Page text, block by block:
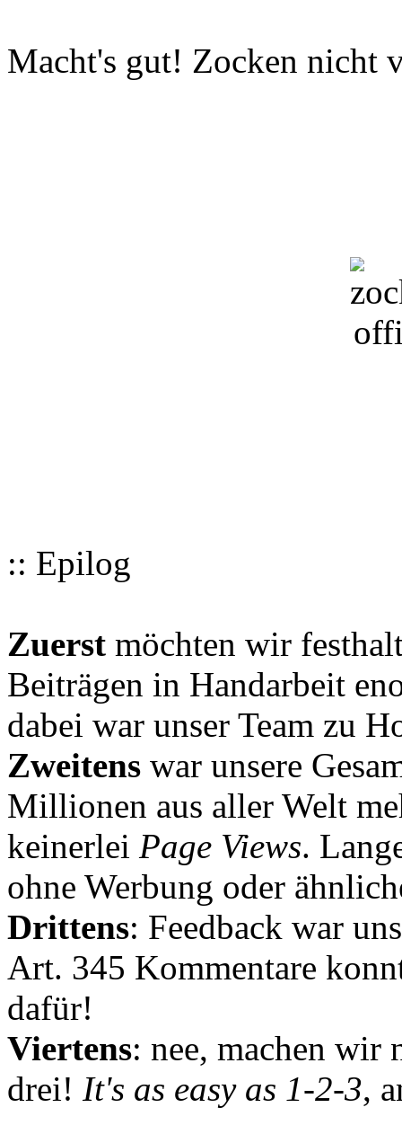
Macht's gut! Zocken nicht
:: Epilog
Zuerst möchten wir
Beiträgen in Handarbeit
dabei war unser Team zu
Zweitens war unsere
Millionen aus aller Welt
keinerlei Page Views.
ohne Werbung oder
Drittens: Feedback war
Art. 345 Kommentare
dafür!
Viertens: nee, machen wir
drei! It's as easy as 1-2-3,